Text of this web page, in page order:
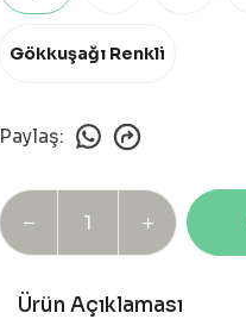
Gökkuşağı Renkli
Paylaş:
Ürün Açıklaması